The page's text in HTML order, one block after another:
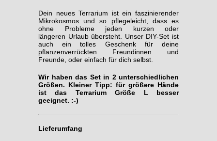
Dein neues Terrarium ist ein faszinierender
Mikrokosmos und so pflegeleicht, dass es
ohne Probleme jeden kurzen oder
längeren Urlaub übersteht. Unser DIY-Set ist
auch ein tolles Geschenk für deine
pflanzenverrückten Freundinnen und
Freunde, oder einfach für dich selbst.
Wir haben das Set in 2 unterschiedlichen
Größen. Kleiner Tipp: für größere Hände
ist das Terrarium Größe L besser
geeignet. :-)
Lieferumfang